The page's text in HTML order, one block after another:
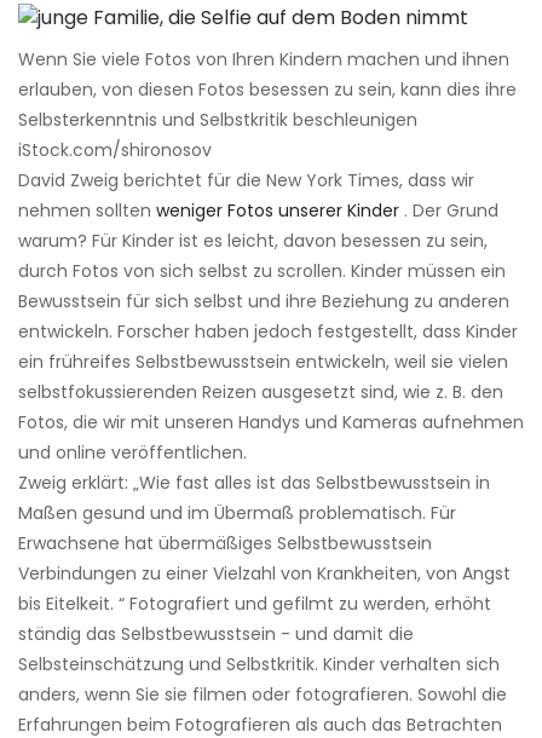
Wenn Sie viele Fotos von Ihren Kindern machen und ihnen
erlauben, von diesen Fotos besessen zu sein, kann dies ihre
Selbsterkenntnis und Selbstkritik beschleunigen
iStock.com/shironosov
David Zweig berichtet für die New York Times, dass wir
nehmen sollten weniger Fotos unserer Kinder . Der Grund
warum? Für Kinder ist es leicht, davon besessen zu sein,
durch Fotos von sich selbst zu scrollen. Kinder müssen ein
Bewusstsein für sich selbst und ihre Beziehung zu anderen
entwickeln. Forscher haben jedoch festgestellt, dass Kinder
ein frühreifes Selbstbewusstsein entwickeln, weil sie vielen
selbstfokussierenden Reizen ausgesetzt sind, wie z. B. den
Fotos, die wir mit unseren Handys und Kameras aufnehmen
und online veröffentlichen.
Zweig erklärt: „Wie fast alles ist das Selbstbewusstsein in
Maßen gesund und im Übermaß problematisch. Für
Erwachsene hat übermäßiges Selbstbewusstsein
Verbindungen zu einer Vielzahl von Krankheiten, von Angst
bis Eitelkeit. “ Fotografiert und gefilmt zu werden, erhöht
ständig das Selbstbewusstsein - und damit die
Selbsteinschätzung und Selbstkritik. Kinder verhalten sich
anders, wenn Sie sie filmen oder fotografieren. Sowohl die
Erfahrungen beim Fotografieren als auch das Betrachten